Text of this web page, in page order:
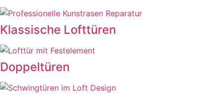
Klassische Lofttüren
Doppeltüren